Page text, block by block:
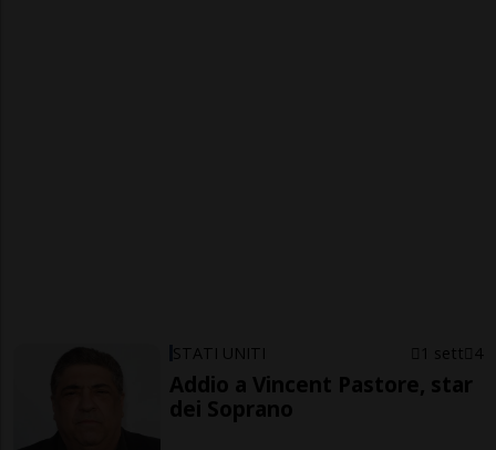
STATI UNITI 1 sett 4
Addio a Vincent Pastore, star
dei Soprano